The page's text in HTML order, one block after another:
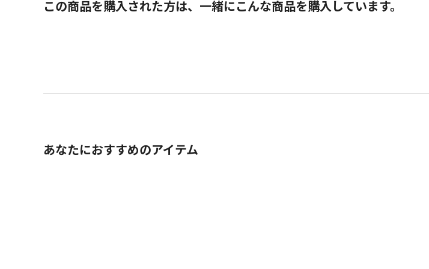
この商品を購入された方は、一緒にこんな商品を購入しています。
あなたにおすすめのアイテム